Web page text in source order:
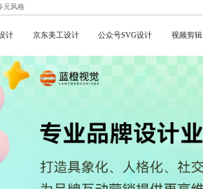
元风格
计 京东美工设计 公众号SVG设计 视频剪辑